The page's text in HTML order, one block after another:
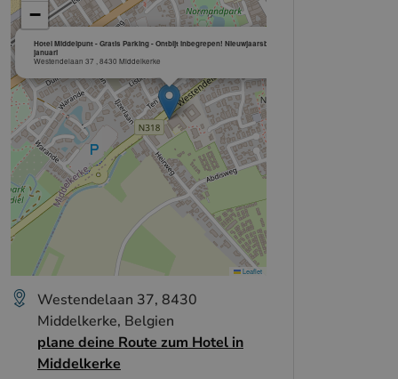
Hotel Middelpunt - Gratis Parking - Ontbijt inbegrepen! Nieuwjaarsbrunch 01
januari
Westendelaan 37 , 8430 Middelkerke
−
Leaflet
Westendelaan 37, 8430
Middelkerke, Belgien
plane deine Route zum Hotel in
Middelkerke